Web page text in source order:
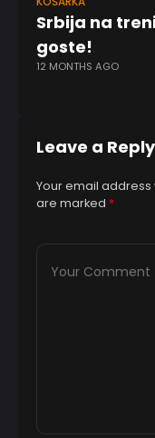
Srbija na
goste!
12 MONTHS AGO
Leave a Reply
Your email
are marked *